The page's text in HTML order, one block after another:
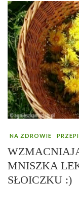
NA ZDROWIE
MNISZKA
SŁOICZKU :)